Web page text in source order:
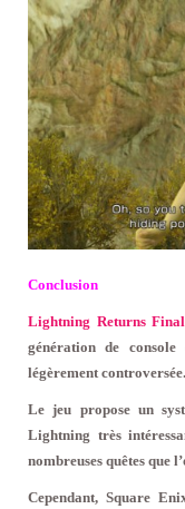
Conclusion
Lightning Returns
génération de
légèrement controversée.
Le jeu propose un
Lightning très
nombreuses quêtes que
Cependant, Square